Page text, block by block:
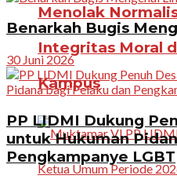
Menolak
Integritas Moral
Kampus
Benarkah Bugis
30 Juni 2026
PP LIDMI Dukung
untuk Hukuman
Pengkampanye LGBT